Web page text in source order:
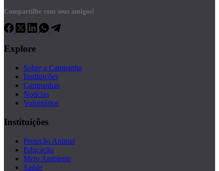
Compartilhe com seus amigos!
Explore
Sobre a Campanha
Instituições
Campanhas
Notícias
Voluntários
Instituições
Proteção Animal
Educação
Meio Ambiente
Saúde